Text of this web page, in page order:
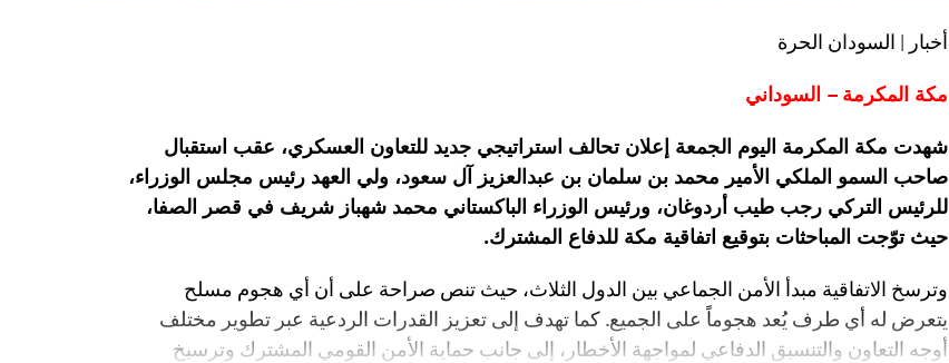
أخبار | السودان الحرة
مكة المكرمة – السوداني
شهدت مكة المكرمة اليوم الجمعة إعلان تحالف استراتيجي جديد للتعاون العسكري، عقب استقبال
صاحب السمو الملكي الأمير محمد بن سلمان بن عبدالعزيز آل سعود، ولي العهد رئيس مجلس الوزراء،
للرئيس التركي رجب طيب أردوغان، ورئيس الوزراء الباكستاني محمد شهباز شريف في قصر الصفا،
حيث توّجت المباحثات بتوقيع اتفاقية مكة للدفاع المشترك.
وترسخ الاتفاقية مبدأ الأمن الجماعي بين الدول الثلاث، حيث تنص صراحة على أن أي هجوم مسلح
يتعرض له أي طرف يُعد هجوماً على الجميع. كما تهدف إلى تعزيز القدرات الردعية عبر تطوير مختلف
أوجه التعاون والتنسيق الدفاعي لمواجهة الأخطار، إلى جانب حماية الأمن القومي المشترك وترسيخ